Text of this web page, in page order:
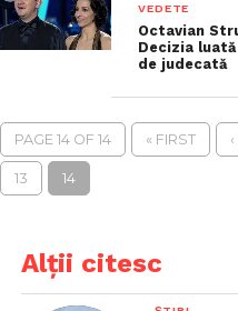
VEDETE
Octavian
Decizia
de judecată
PAGE 14 OF 14 « FIRST
13 14
Alții citesc